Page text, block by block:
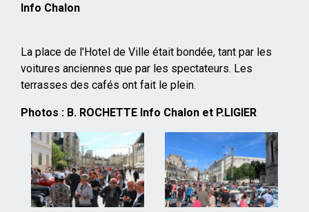
Info Chalon
La place de l'Hotel de Ville était bondée, tant par les
voitures anciennes que par les spectateurs. Les
terrasses des cafés ont fait le plein.
Photos : B. ROCHETTE Info Chalon et P.LIGIER